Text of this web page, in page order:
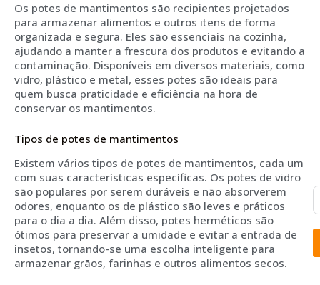
Os potes de mantimentos são recipientes projetados
para armazenar alimentos e outros itens de forma
organizada e segura. Eles são essenciais na cozinha,
ajudando a manter a frescura dos produtos e evitando a
contaminação. Disponíveis em diversos materiais, como
vidro, plástico e metal, esses potes são ideais para
quem busca praticidade e eficiência na hora de
conservar os mantimentos.
Tipos de potes de mantimentos
Existem vários tipos de potes de mantimentos, cada um
com suas características específicas. Os potes de vidro
são populares por serem duráveis e não absorverem
odores, enquanto os de plástico são leves e práticos
para o dia a dia. Além disso, potes herméticos são
ótimos para preservar a umidade e evitar a entrada de
insetos, tornando-se uma escolha inteligente para
armazenar grãos, farinhas e outros alimentos secos.